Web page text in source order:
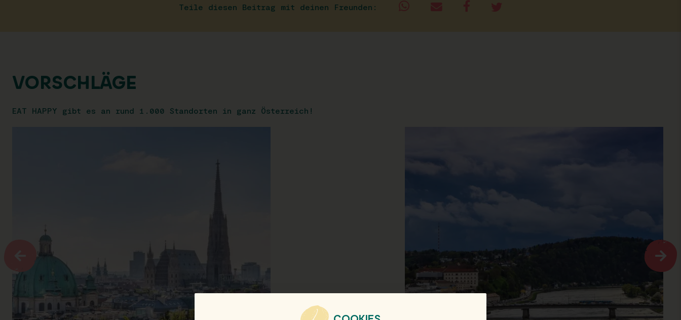
Teile diesen Beitrag mit deinen Freunden:
VORSCHLÄGE
EAT HAPPY gibt es an rund 1.000 Standorten in ganz Österreich!